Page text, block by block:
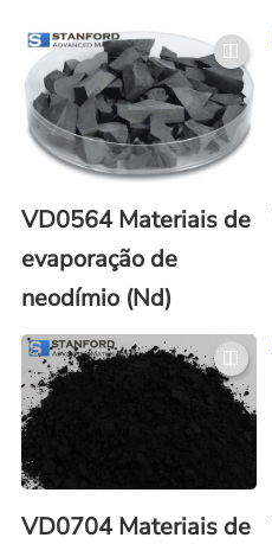
VD0564 Materiais de
evaporação de
neodímio (Nd)
VD0704 Materiais de